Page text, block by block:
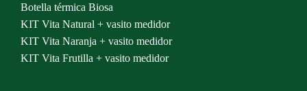
Botella térmica Biosa
KIT Vita Natural + vasito medidor
KIT Vita Naranja + vasito medidor
KIT Vita Frutilla + vasito medidor